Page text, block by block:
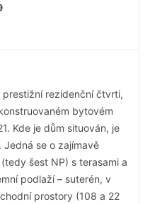
rezidenční čtvrti,
bytovém
Kde je dům situován, je
se o zajímavě
šest NP) s terasami a
podlaží – suterén, v
prostory (108 a 22